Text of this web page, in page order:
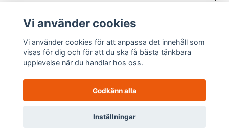
Sociala medier
© 2026 HypersportsPowered by Quickbutik
Vi använder cookies
Vi använder cookies för att anpassa det innehåll som
visas för dig och för att du ska få bästa tänkbara
upplevelse när du handlar hos oss.
Godkänn alla
Inställningar